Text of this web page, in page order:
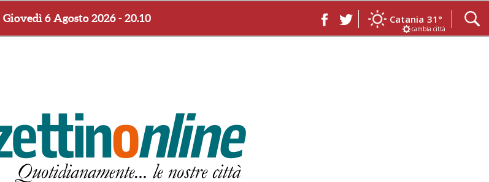
Giovedì 6 Agosto 2026 - 20.10 Catania 31°
cambia città